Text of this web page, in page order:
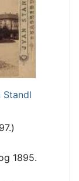
Standl
1895.